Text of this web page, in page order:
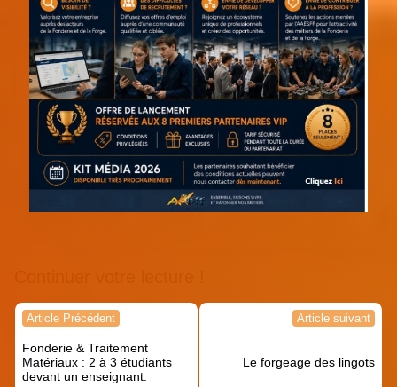
Navigation
l’article
Article Précédent
Fonderie & Traitement
Matériaux : 2 à 3 étudiants
devant un enseignant.
Article suivant
Le forgeage des lingots